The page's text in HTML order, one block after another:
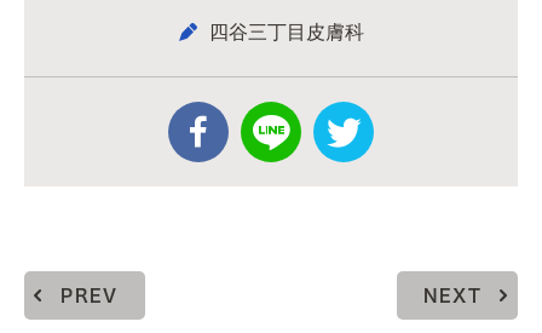
四谷三丁目皮膚科
PREV NEXT